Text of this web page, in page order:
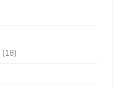
(18)